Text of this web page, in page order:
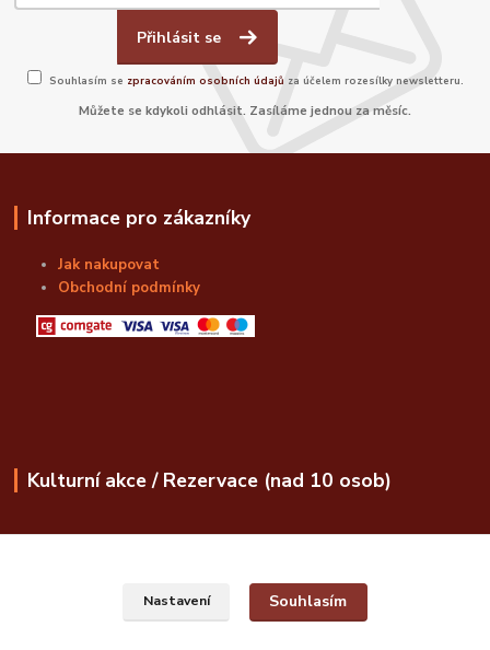
Přihlásit se
Souhlasím se zpracováním osobních údajů za účelem rozesílky newsletteru.
Můžete se kdykoli odhlásit. Zasíláme jednou za měsíc.
Informace pro zákazníky
Jak nakupovat
Obchodní podmínky
Kulturní akce / Rezervace (nad 10 osob)
Nastavení Souhlasím